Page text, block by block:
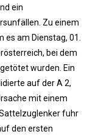
ein
Zu einem
es am Dienstag, 01.
bei dem
wurden. Ein
auf der A 2,
mit einem
fuhr
den ersten